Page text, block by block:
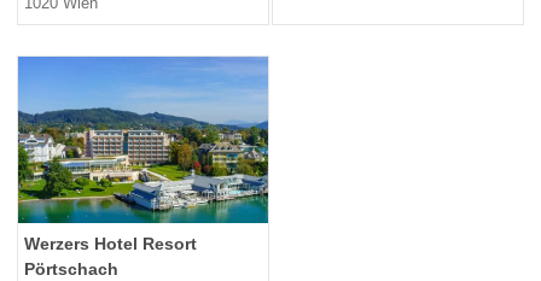
Werzers Hotel Resort
Pörtschach